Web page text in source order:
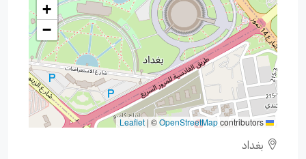
+
−
| ©OpenStreetMapcontributors
بغداد